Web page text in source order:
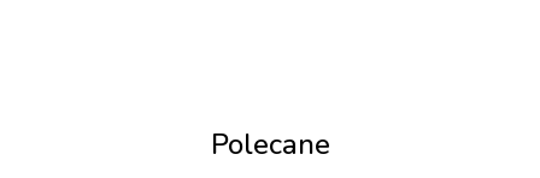
Polecane